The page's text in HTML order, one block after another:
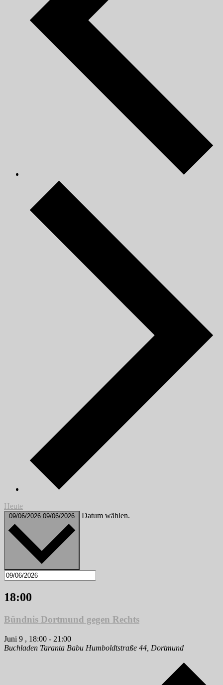
Heute
09/06/2026 09/06/2026 Datum wählen.
18:00
Bündnis Dortmund gegen Rechts
Juni 9 , 18:00 - 21:00
Buchladen Taranta Babu Humboldtstraße 44, Dortmund